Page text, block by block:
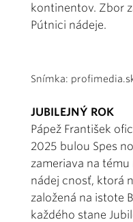
kontinentov. Zbor
Pútnici nádeje.
Snímka:
JUBILEJNÝ ROK
Pápež František
2025 bulou Spes
zameriava na tému
nádej cnosť, ktorá
založená na istote
každého stane